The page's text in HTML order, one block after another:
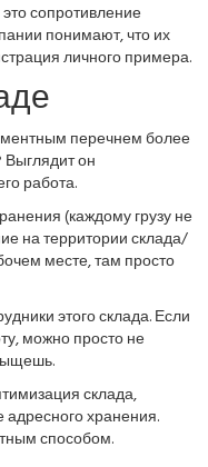
сопротивление
понимают, что их
личного примера.
перечнем более
Выглядит он
работа.
(каждому грузу не
на территории склада/
месте, там просто
этого склада. Если
можно просто не
склада,
хранения.
способом.